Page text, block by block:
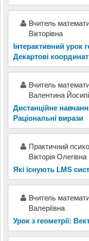
Вчитель
Вікторівна
Інтерактивний урок
Декартові
Вчитель
Валентина
Дистанційне
Раціональні вирази
Практичний
Вікторія Олегівна
Які існують LMS
Вчитель
Валеріївна
Урок з геометрії: